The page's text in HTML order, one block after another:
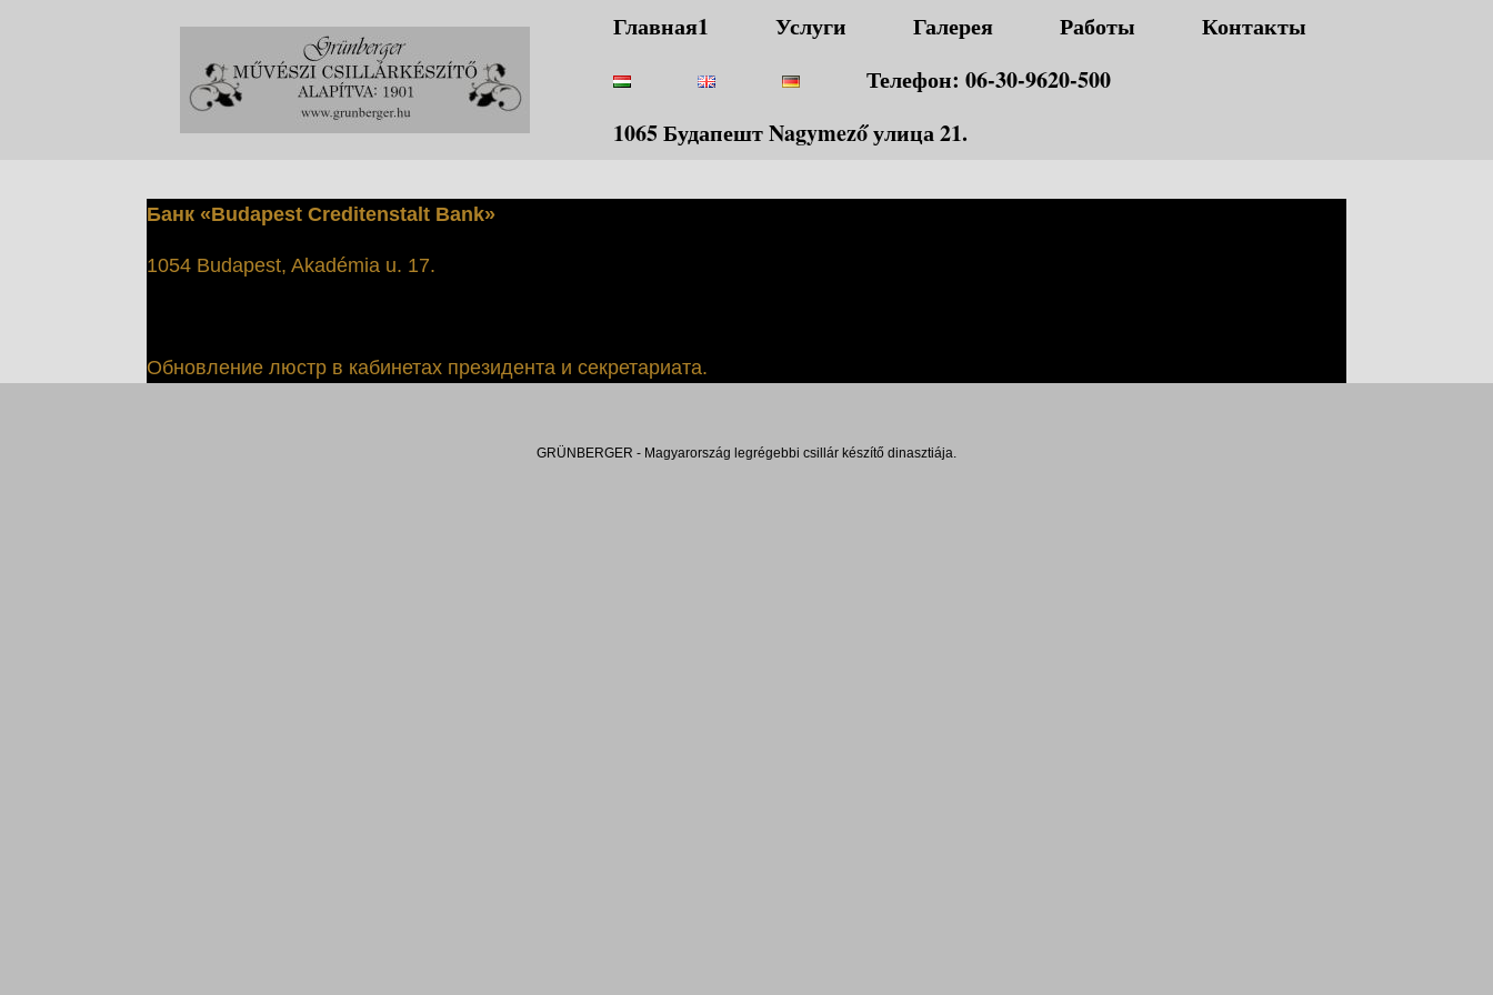
Главная1 Услуги Галерея Работы
Контакты
Телефон: 06-30-9620-500
1065 Будапешт Nagymező улица 21.
Банк «Budapest Creditenstalt Bank»
1054 Budapest, Akadémia u. 17.
Обновление люстр в кабинетах президента и секретариата.
GRÜNBERGER - Magyarország legrégebbi csillár készítő dinasztiája.